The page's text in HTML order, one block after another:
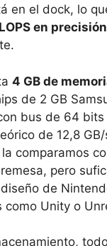
en el dock, lo
en
4 GB de
de 2 GB
bus de 64
de 12,8 GB/
comparamos
pero
de
como Unity o